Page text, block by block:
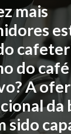
mais
do café
A
da
sido